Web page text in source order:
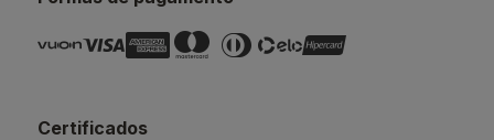
Certificados